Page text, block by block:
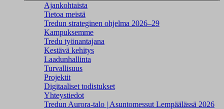
Ajankohtaista
Tietoa meistä
Tredun strateginen ohjelma 2026–29
Kampuksemme
Tredu työnantajana
Kestävä kehitys
Laadunhallinta
Turvallisuus
Projektit
Digitaaliset todistukset
Yhteystiedot
Tredun Aurora-talo | Asuntomessut Lempäälässä 2026